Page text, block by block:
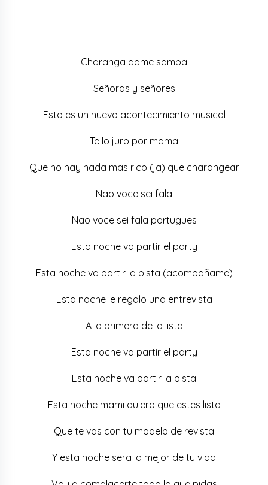
Charanga dame samba
Señoras y señores
Esto es un nuevo acontecimiento musical
Te lo juro por mama
Que no hay nada mas rico (ja) que charangear
Nao voce sei fala
Nao voce sei fala portugues
Esta noche va partir el party
Esta noche va partir la pista (acompañame)
Esta noche le regalo una entrevista
A la primera de la lista
Esta noche va partir el party
Esta noche va partir la pista
Esta noche mami quiero que estes lista
Que te vas con tu modelo de revista
Y esta noche sera la mejor de tu vida